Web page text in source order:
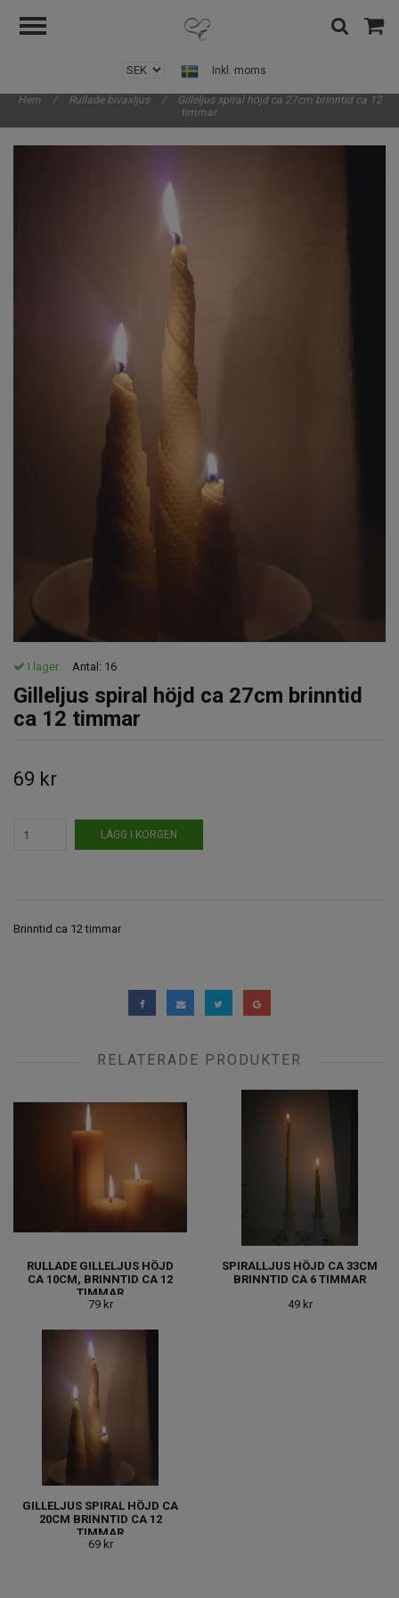
Inkl. moms
Hem / Rullade bivaxljus /
Gilleljus spiral höjd ca 27cm brinntid ca 12
timmar
I lager. Antal: 16
Gilleljus spiral höjd ca 27cm brinntid
ca 12 timmar
69 kr
LÄGG I KORGEN
Brinntid ca 12 timmar
RELATERADE PRODUKTER
RULLADE GILLELJUS HÖJD
CA 10CM, BRINNTID CA 12
TIMMAR
79 kr
SPIRALLJUS HÖJD CA 33CM
BRINNTID CA 6 TIMMAR
49 kr
GILLELJUS SPIRAL HÖJD CA
20CM BRINNTID CA 12
TIMMAR
69 kr